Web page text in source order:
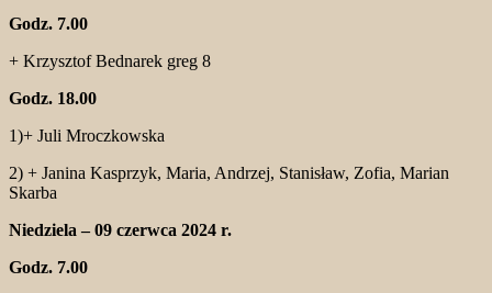
Godz. 7.00
+ Krzysztof Bednarek greg 8
Godz. 18.00
1)+ Juli Mroczkowska
2) + Janina Kasprzyk, Maria, Andrzej, Stanisław, Zofia, Marian
Skarba
Niedziela – 09 czerwca 2024 r.
Godz. 7.00